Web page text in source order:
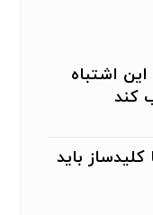
اشتباه
کند
کلیدساز باید